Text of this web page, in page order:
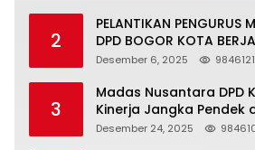
2
PELANTIKAN PENGURUS
DPD BOGOR KOTA
KHIDMAT
Desember 6, 2025 9846121
3
Madas Nusantara DPD
Kinerja Jangka Pendek
Panjang
Desember 24, 2025